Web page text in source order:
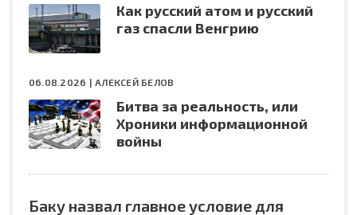
Как русский атом и русский
газ спасли Венгрию
06.08.2026 |АЛЕКСЕЙ БЕЛОВ
Битва за реальность, или
Хроники информационной
войны
Баку назвал главное условие для